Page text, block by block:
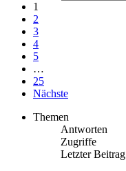
1
2
3
4
5
…
25
Nächste
Themen
Antworten
Zugriffe
Letzter Beitrag